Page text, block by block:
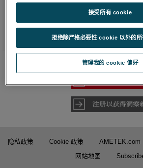
o
中国上海市外高桥保税区富特北路
lynn.xu@ametek.com
隐私政策 Cookie 政策 AMETEK.com
网站地图
管理我的 cookie 偏好
拒绝除严格必要性 cookie 以外的
接受所有 cookie